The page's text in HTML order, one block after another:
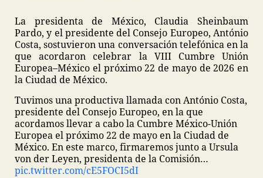
La presidenta de México, Claudia Sheinbaum
Pardo, y el presidente del Consejo Europeo, António
Costa, sostuvieron una conversación telefónica en la
que acordaron celebrar la VIII Cumbre Unión
Europea–México el próximo 22 de mayo de 2026 en
la Ciudad de México.
Tuvimos una productiva llamada con António Costa,
presidente del Consejo Europeo, en la que
acordamos llevar a cabo la Cumbre México-Unión
Europea el próximo 22 de mayo en la Ciudad de
México. En este marco, firmaremos junto a Ursula
von der Leyen, presidenta de la Comisión…
pic.twitter.com/cE5FOCI5dI